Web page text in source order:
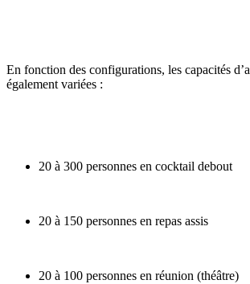
En fonction des configurations, les capacités
également variées :
20 à 300 personnes en cocktail debout
20 à 150 personnes en repas assis
20 à 100 personnes en réunion (théâtre)